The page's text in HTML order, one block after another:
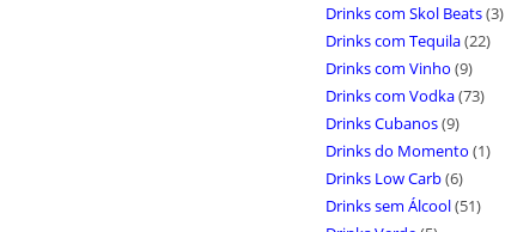
Drinks com Skol Beats(3)
Drinks com Tequila(22)
Drinks com Vinho (9)
Drinks com Vodka(73)
Drinks Cubanos(9)
Drinks do Momento (1)
Drinks Low Carb(6)
Drinks sem Álcool(51)